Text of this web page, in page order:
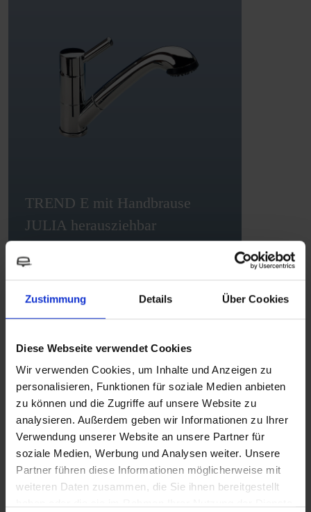
Zustimmung Details Über Cookies
Diese Webseite verwendet Cookies
Wir verwenden Cookies, um Inhalte und Anzeigen zu
personalisieren, Funktionen für soziale Medien anbieten
zu können und die Zugriffe auf unsere Website zu
analysieren. Außerdem geben wir Informationen zu Ihrer
Verwendung unserer Website an unsere Partner für
soziale Medien, Werbung und Analysen weiter. Unsere
Partner führen diese Informationen möglicherweise mit
weiteren Daten zusammen, die Sie ihnen bereitgestellt
TREND E mit Handbrause
JULIA herausziehbar
MEHR ERFAHREN
Vergleich ausgewählter Produkte
TREND E mit
Handbrause DUETT
TREND A Auftisch - Chrom